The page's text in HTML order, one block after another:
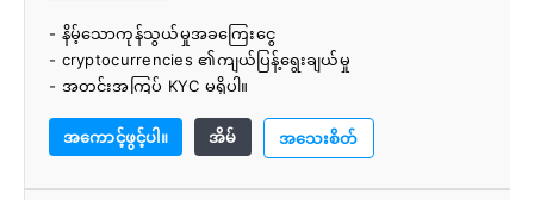
- နိမ့်သောကုန်သွယ်မှုအခကြေးငွေ
- cryptocurrencies ၏ကျယ်ပြန့်ရွေးချယ်မှု
- အတင်းအကြပ် KYC မရှိပါ။
- ပညာရှင်အဖွဲ့
အကောင့်ဖွင့်ပါ။ အိမ် အသေးစိတ်